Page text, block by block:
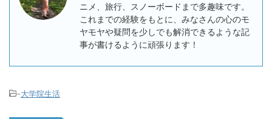
ニメ、旅行、スノーボードまで多趣味です。
これまでの経験をもとに、みなさんの心のモ
ヤモヤや疑問を少しでも解消できるような記
事が書けるように頑張ります！
-大学院生活